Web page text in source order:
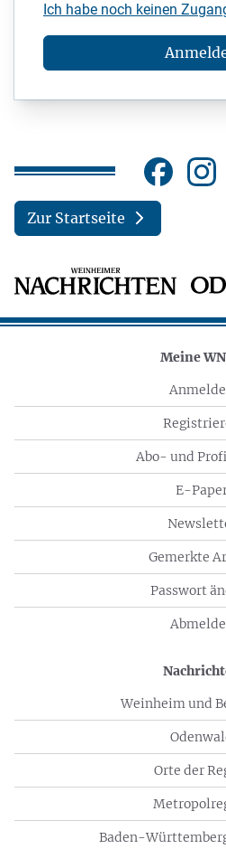
Ich habe noch keinen
Zur Startseite
Meine
Abo- und
E-
Gemerkte
Passwort
Weinheim und
Orte der
Baden-